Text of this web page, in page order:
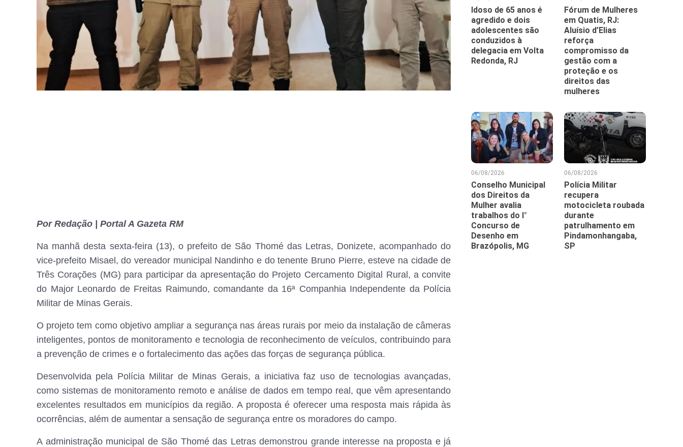
Por Redação | Portal A Gazeta RM
Na manhã desta sexta-feira (13), o prefeito de São Thomé das Letras, Donizete, acompanhado do
vice-prefeito Misael, do vereador municipal Nandinho e do tenente Bruno Pierre, esteve na cidade de
Três Corações (MG) para participar da apresentação do Projeto Cercamento Digital Rural, a convite
do Major Leonardo de Freitas Raimundo, comandante da 16ª Companhia Independente da Polícia
Militar de Minas Gerais.
O projeto tem como objetivo ampliar a segurança nas áreas rurais por meio da instalação de câmeras
inteligentes, pontos de monitoramento e tecnologia de reconhecimento de veículos, contribuindo para
a prevenção de crimes e o fortalecimento das ações das forças de segurança pública.
Desenvolvida pela Polícia Militar de Minas Gerais, a iniciativa faz uso de tecnologias avançadas,
como sistemas de monitoramento remoto e análise de dados em tempo real, que vêm apresentando
excelentes resultados em municípios da região. A proposta é oferecer uma resposta mais rápida às
ocorrências, além de aumentar a sensação de segurança entre os moradores do campo.
A administração municipal de São Thomé das Letras demonstrou grande interesse na proposta e já
Idoso de 65 anos é
agredido e dois
adolescentes são
conduzidos à
delegacia em Volta
Redonda, RJ
Fórum de Mulheres
em Quatis, RJ:
Aluísio d’Elias
reforça
compromisso da
gestão com a
proteção e os
direitos das
mulheres
06/08/2026
Conselho Municipal
dos Direitos da
Mulher avalia
trabalhos do I°
Concurso de
Desenho em
Brazópolis, MG
06/08/2026
Polícia Militar
recupera
motocicleta roubada
durante
patrulhamento em
Pindamonhangaba,
SP